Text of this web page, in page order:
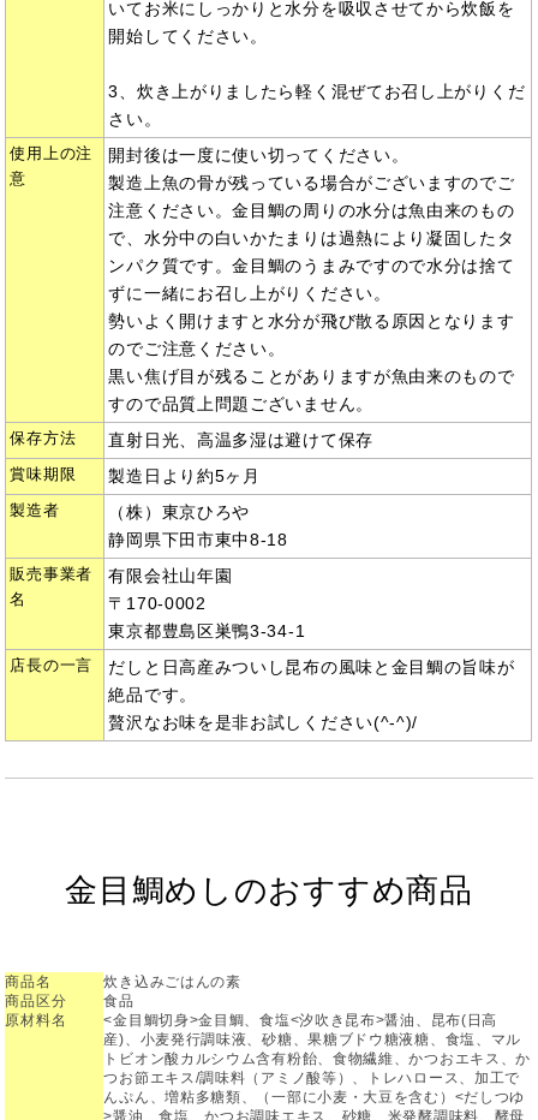
いてお米にしっかりと水分を吸収させてから炊飯を
開始してください。
3、炊き上がりましたら軽く混ぜてお召し上がりくだ
さい。
使用上の注
意
開封後は一度に使い切ってください。
製造上魚の骨が残っている場合がございますのでご
注意ください。金目鯛の周りの水分は魚由来のもの
で、水分中の白いかたまりは過熱により凝固したタ
ンパク質です。金目鯛のうまみですので水分は捨て
ずに一緒にお召し上がりください。
勢いよく開けますと水分が飛び散る原因となります
のでご注意ください。
黒い焦げ目が残ることがありますが魚由来のもので
すので品質上問題ございません。
保存方法 直射日光、高温多湿は避けて保存
賞味期限 製造日より約5ヶ月
製造者
（株）東京ひろや
静岡県下田市東中8-18
販売事業者
名
有限会社山年園
〒170-0002
東京都豊島区巣鴨3-34-1
店長の一言
だしと日高産みついし昆布の風味と金目鯛の旨味が
絶品です。
贅沢なお味を是非お試しください(^-^)/
金目鯛めしのおすすめ商品
商品名
炊き込みごはんの素
商品区分
食品
原材料名
<金目鯛切身>金目鯛、食塩<汐吹き昆布>醤油、昆布(日高
産)、小麦発行調味液、砂糖、果糖ブドウ糖液糖、食塩、マル
トビオン酸カルシウム含有粉飴、食物繊維、かつおエキス、か
つお節エキス/調味料（アミノ酸等）、トレハロース、加工で
んぷん、増粘多糖類、（一部に小麦・大豆を含む）<だしつゆ